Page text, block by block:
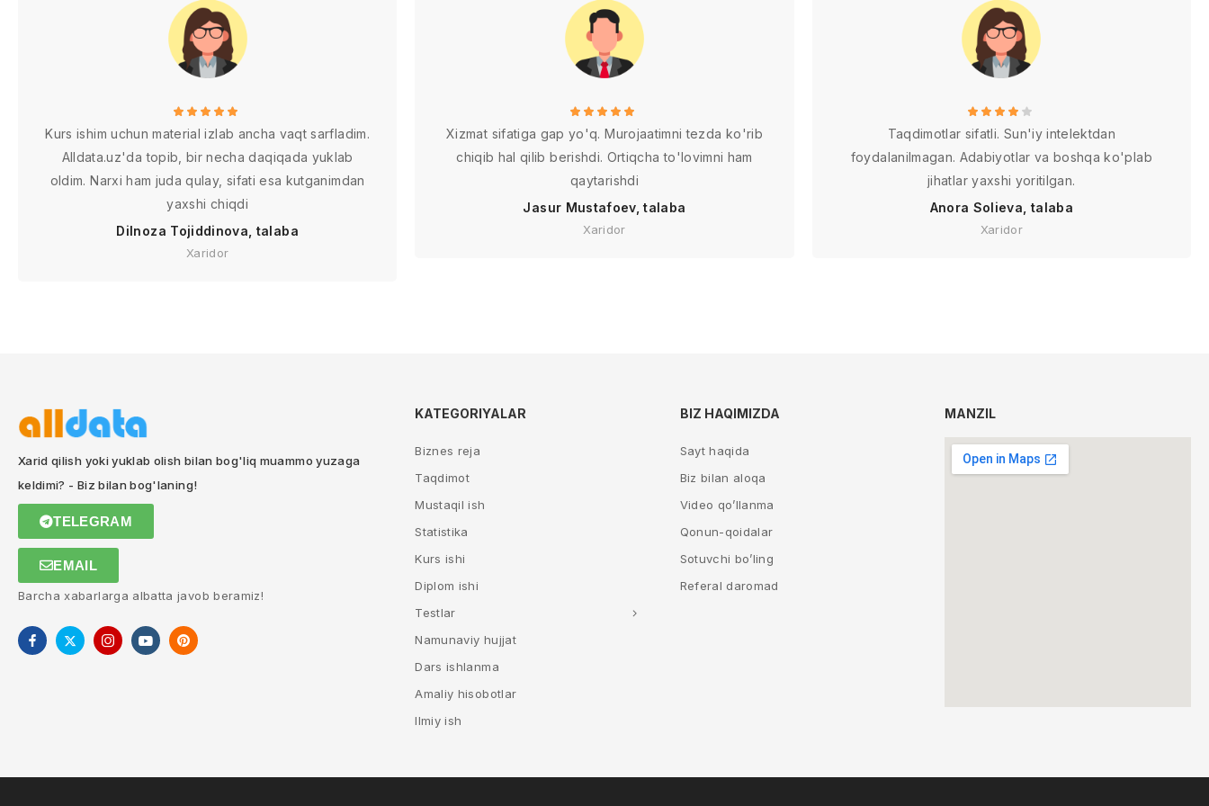
Kurs ishim uchun material izlab ancha vaqt sarfladim.
Alldata.uz'da topib, bir necha daqiqada yuklab
oldim. Narxi ham juda qulay, sifati esa kutganimdan
yaxshi chiqdi
Dilnoza Tojiddinova, talaba
Xaridor
Xizmat sifatiga gap yo'q. Murojaatimni tezda ko'rib
chiqib hal qilib berishdi. Ortiqcha to'lovimni ham
qaytarishdi
Jasur Mustafoev, talaba
Xaridor
Taqdimotlar sifatli. Sun'iy intelektdan
foydalanilmagan. Adabiyotlar va boshqa ko'plab
jihatlar yaxshi yoritilgan.
Anora Solieva, talaba
Xaridor
Xarid qilish yoki yuklab olish bilan bog'liq muammo yuzaga
keldimi? - Biz bilan bog'laning!
TELEGRAM
EMAIL
Barcha xabarlarga albatta javob beramiz!
KATEGORIYALAR
Biznes reja
Taqdimot
Mustaqil ish
Statistika
Kurs ishi
Diplom ishi
Testlar
Namunaviy hujjat
Dars ishlanma
Amaliy hisobotlar
Ilmiy ish
BIZ HAQIMIZDA
Sayt haqida
Biz bilan aloqa
Video qo’llanma
Qonun-qoidalar
Sotuvchi bo’ling
Referal daromad
MANZIL